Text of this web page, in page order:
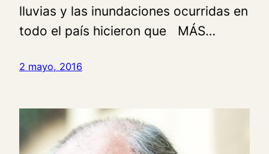
lluvias y las inundaciones ocurridas en
todo el país hicieron que MÁS…
2 mayo, 2016